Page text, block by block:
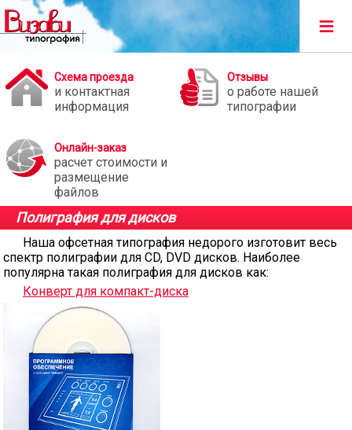
≡
Схема проезда
и контактная
информация
Отзывы
о работе нашей
типографии
Онлайн-заказ
расчет стоимости и
размещение
файлов
Полиграфия для дисков
Наша офсетная типография недорого изготовит весь
спектр полиграфии для CD, DVD дисков. Наиболее
популярна такая полиграфия для дисков как:
Конверт для компакт-диска